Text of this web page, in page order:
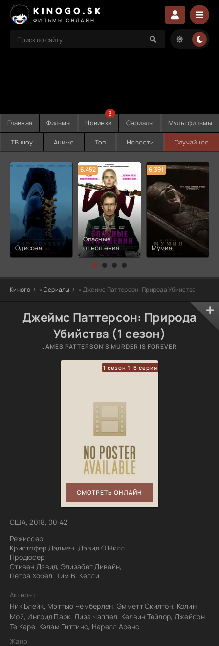
KINOGO.SK
ФИЛЬМЫ ОНЛАЙН
Главная Фильмы Новинки
3
Сериалы Мультфильмы
ТВ шоу Аниме Топ Новости Случайное
Одиссея
6.452
Опасные
отношения
6.391
Мумия
Киного » Сериалы » Джеймс Паттерсон: Природа Убийства
Джеймс Паттерсон: Природа
Убийства (1 сезон)
JAMES PATTERSON'S MURDER IS FOREVER
1 сезон 1-6 серия
СМОТРЕТЬ ОНЛАЙН
США, 2018, 00:42
Режиссер:
Кристофер Дадмен, Дэвид О’Нилл
Продюсер:
Стивен Дэвид, Элизабет Дивайн,
Петра Хобел, Тим В. Келли
Актеры:
Ник Блейк, Мэттью Чемберлен, Эмметт Скилтон, Колин
Мой, Ингрид Парк, Лиза Чаппел, Келвин Тейлор, Джейсон
Те Каре, Кэлам Гиттинс, Нарелл Аренс
Жанр: